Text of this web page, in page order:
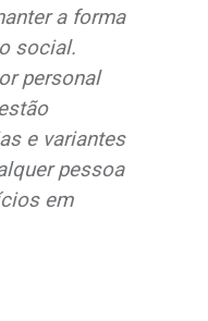
a forma
social.
personal
e variantes
pessoa
em